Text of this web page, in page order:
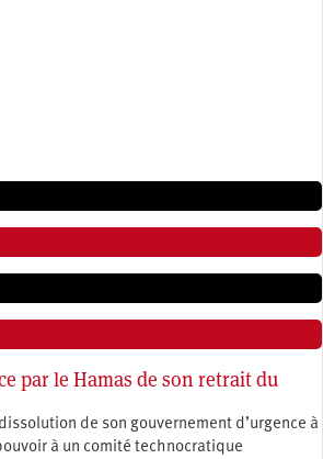
par le Hamas de son retrait du
de son gouvernement d’urgence à
à un comité technocratique